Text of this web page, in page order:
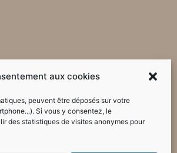
aux cookies
peuvent être déposés sur votre
Si vous y consentez, le
des statistiques de visites anonymes pour